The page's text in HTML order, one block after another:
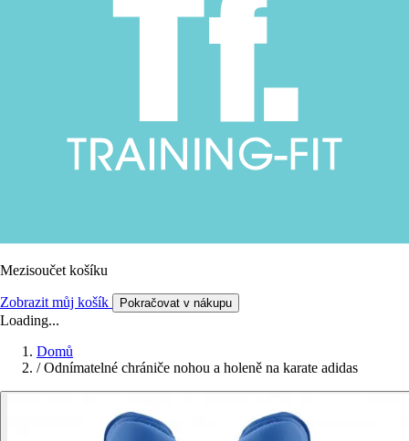
Mezisoučet košíku
Zobrazit můj košík Pokračovat v nákupu
Loading...
Domů
/ Odnímatelné chrániče nohou a holeně na karate adidas